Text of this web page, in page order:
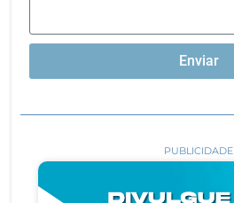
Enviar
PUBLICIDADE